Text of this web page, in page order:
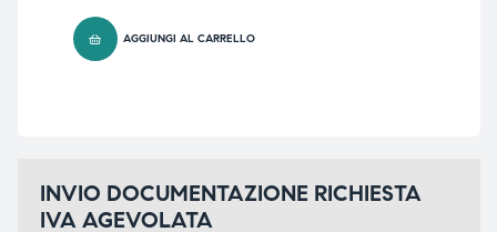
AGGIUNGI AL CARRELLO
INVIO DOCUMENTAZIONE RICHIESTA
IVA AGEVOLATA